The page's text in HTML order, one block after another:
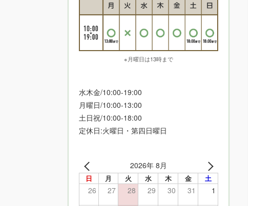
※月曜日は13時まで
水木金/10:00-19:00
月曜日/10:00-13:00
土日祝/10:00-18:00
定休日:火曜日・第四日曜日
2026年 8月
日 月 火 水 木 金 土
26 27 28 29 30 31 1